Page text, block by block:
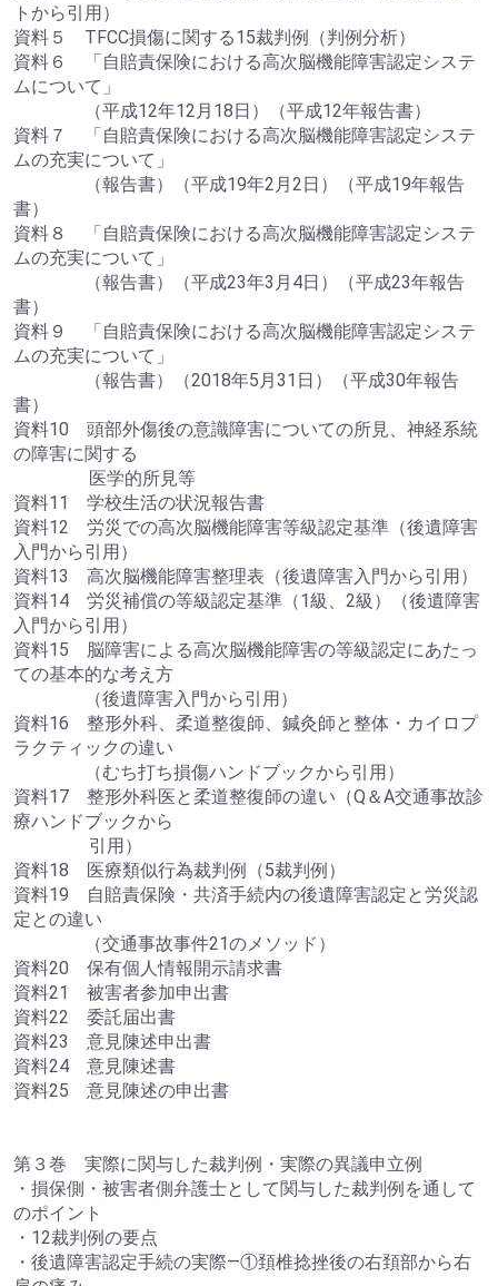
トから引用）
資料５ TFCC損傷に関する15裁判例（判例分析）
資料６ 「自賠責保険における高次脳機能障害認定システ
ムについて」
（平成12年12月18日）（平成12年報告書）
資料７ 「自賠責保険における高次脳機能障害認定システ
ムの充実について」
（報告書）（平成19年2月2日）（平成19年報告
書）
資料８ 「自賠責保険における高次脳機能障害認定システ
ムの充実について」
（報告書）（平成23年3月4日）（平成23年報告
書）
資料９ 「自賠責保険における高次脳機能障害認定システ
ムの充実について」
（報告書）（2018年5月31日）（平成30年報告
書）
資料10 頭部外傷後の意識障害についての所見、神経系統
の障害に関する
医学的所見等
資料11 学校生活の状況報告書
資料12 労災での高次脳機能障害等級認定基準（後遺障害
入門から引用）
資料13 高次脳機能障害整理表（後遺障害入門から引用）
資料14 労災補償の等級認定基準（1級、2級）（後遺障害
入門から引用）
資料15 脳障害による高次脳機能障害の等級認定にあたっ
ての基本的な考え方
（後遺障害入門から引用）
資料16 整形外科、柔道整復師、鍼灸師と整体・カイロプ
ラクティックの違い
（むち打ち損傷ハンドブックから引用）
資料17 整形外科医と柔道整復師の違い（Q＆A交通事故診
療ハンドブックから
引用）
資料18 医療類似行為裁判例（5裁判例）
資料19 自賠責保険・共済手続内の後遺障害認定と労災認
定との違い
（交通事故事件21のメソッド）
資料20 保有個人情報開示請求書
資料21 被害者参加申出書
資料22 委託届出書
資料23 意見陳述申出書
資料24 意見陳述書
資料25 意見陳述の申出書
第３巻 実際に関与した裁判例・実際の異議申立例
・損保側・被害者側弁護士として関与した裁判例を通して
のポイント
・12裁判例の要点
・後遺障害認定手続の実際―①頚椎捻挫後の右頚部から右